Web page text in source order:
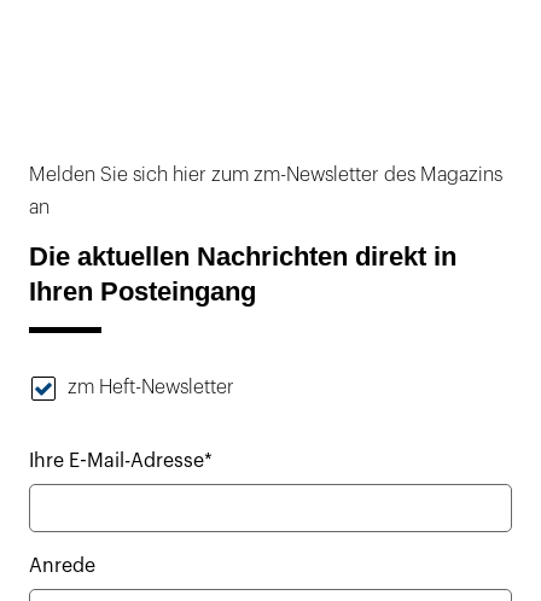
Melden Sie sich hier zum zm-Newsletter des Magazins
an
Die aktuellen Nachrichten direkt in
Ihren Posteingang
zm Heft-Newsletter
Ihre E-Mail-Adresse*
Anrede